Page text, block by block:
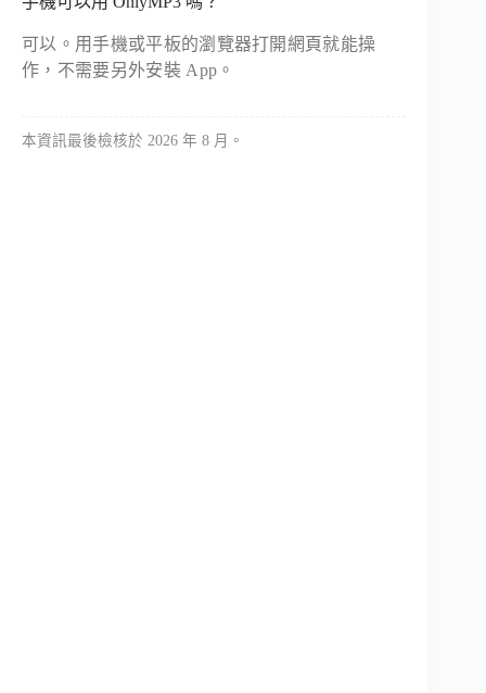
可以。用手機或平板的瀏覽器打開網頁就能操
作，不需要另外安裝 App。
本資訊最後檢核於 2026 年 8 月。